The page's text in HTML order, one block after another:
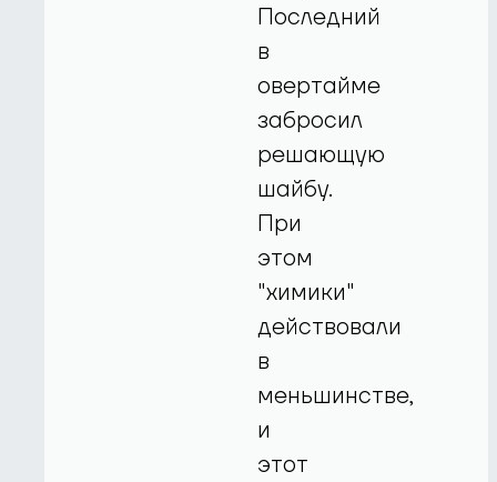
Последний
в
овертайме
забросил
решающую
шайбу.
При
этом
"химики"
действовали
в
меньшинстве,
и
этот